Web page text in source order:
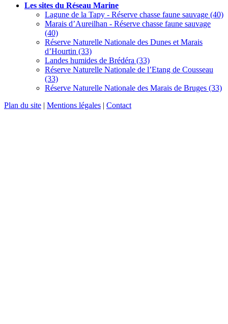
Les sites du Réseau Marine
Lagune de la Tapy - Réserve chasse faune sauvage (40)
Marais d’Aureilhan - Réserve chasse faune sauvage
(40)
Réserve Naturelle Nationale des Dunes et Marais
d’Hourtin (33)
Landes humides de Brédéra (33)
Réserve Naturelle Nationale de l’Etang de Cousseau
(33)
Réserve Naturelle Nationale des Marais de Bruges (33)
Plan du site | Mentions légales | Contact